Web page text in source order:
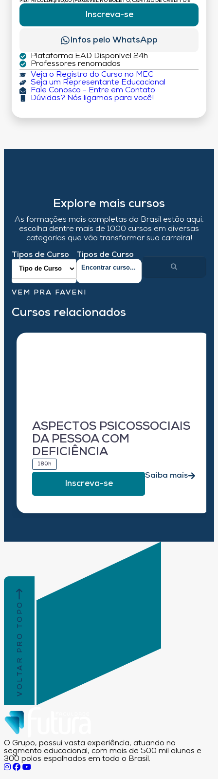
Inscreva-se
Infos pelo WhatsApp
Plataforma EAD Disponível 24h
Professores renomados
Veja o Registro do Curso no MEC
Seja um Representante Educacional
Fale Conosco - Entre em Contato
Dúvidas? Nós ligamos para você!
Explore mais cursos
As formações mais completas do Brasil estão aqui,
escolha dentre mais de 1000 cursos em diversas
categorias que vão transformar sua carreira!
Tipos de Curso Tipos de Curso
VEM PRA FAVENI
Cursos relacionados
ASPECTOS PSICOSSOCIAIS
DA PESSOA COM
DEFICIÊNCIA
180h
Inscreva-se
Saiba mais
VOLTAR PRO TOPO
O Grupo, possui vasta experiência, atuando no
segmento educacional, com mais de 500 mil alunos e
300 polos espalhados em todo o Brasil.